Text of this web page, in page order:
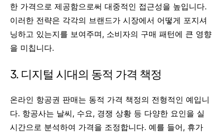
한 가격으로 제공함으로써 대중적인 접근성을 높입니다.
이러한 전략은 각각의 브랜드가 시장에서 어떻게 포지셔
닝하고 있는지를 보여주며, 소비자의 구매 패턴에 큰 영향
을 미칩니다.
3. 디지털 시대의 동적 가격 책정
온라인 항공권 판매는 동적 가격 책정의 전형적인 예입니
다. 항공사는 날씨, 수요, 경쟁 상황 등 다양한 요인을 실
시간으로 분석하여 가격을 조정합니다. 예를 들어, 휴가